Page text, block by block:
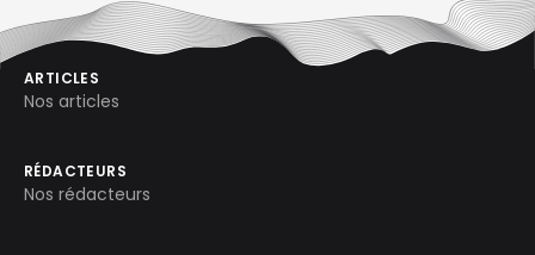
ARTICLES
Nos articles
RÉDACTEURS
Nos rédacteurs